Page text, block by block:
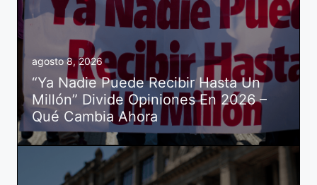
agosto 8, 2026
“Ya Nadie Puede Recibir Hasta Un
Millón” Divide Opiniones En 2026 –
Qué Cambia Ahora